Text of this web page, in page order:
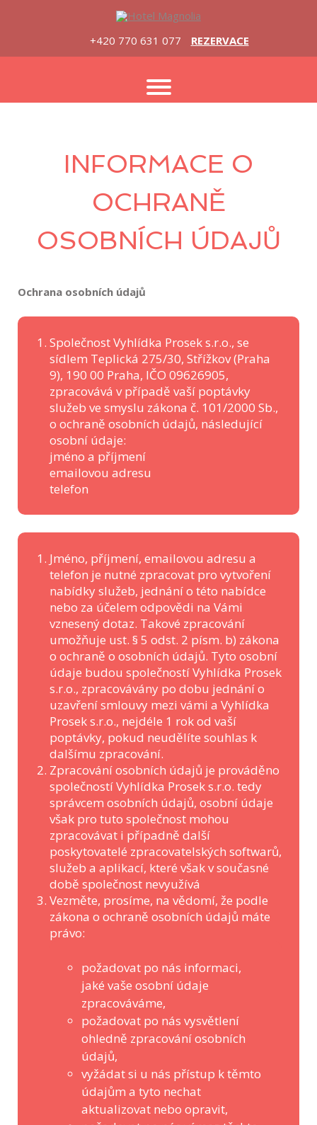
+420 770 631 077 REZERVACE
INFORMACE O
OCHRANĚ
OSOBNÍCH ÚDAJŮ
Ochrana osobních údajů
Společnost Vyhlídka Prosek s.r.o., se
sídlem Teplická 275/30, Střížkov (Praha
9), 190 00 Praha, IČO 09626905,
zpracovává v případě vaší poptávky
služeb ve smyslu zákona č. 101/2000 Sb.,
o ochraně osobních údajů, následující
osobní údaje:
jméno a příjmení
emailovou adresu
telefon
Jméno, příjmení, emailovou adresu a
telefon je nutné zpracovat pro vytvoření
nabídky služeb, jednání o této nabídce
nebo za účelem odpovědi na Vámi
vznesený dotaz. Takové zpracování
umožňuje ust. § 5 odst. 2 písm. b) zákona
o ochraně o osobních údajů. Tyto osobní
údaje budou společností Vyhlídka Prosek
s.r.o., zpracovávány po dobu jednání o
uzavření smlouvy mezi vámi a Vyhlídka
Prosek s.r.o., nejdéle 1 rok od vaší
poptávky, pokud neudělíte souhlas k
dalšímu zpracování.
Zpracování osobních údajů je prováděno
společností Vyhlídka Prosek s.r.o. tedy
správcem osobních údajů, osobní údaje
však pro tuto společnost mohou
zpracovávat i případně další
poskytovatelé zpracovatelských softwarů,
služeb a aplikací, které však v současné
době společnost nevyužívá
Vezměte, prosíme, na vědomí, že podle
zákona o ochraně osobních údajů máte
právo:
požadovat po nás informaci,
jaké vaše osobní údaje
zpracováváme,
požadovat po nás vysvětlení
ohledně zpracování osobních
údajů,
vyžádat si u nás přístup k těmto
údajům a tyto nechat
aktualizovat nebo opravit,